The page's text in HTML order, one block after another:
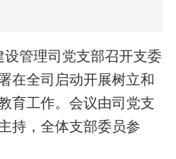
设管理司党支部召开支委
在全司启动开展树立和
育工作。会议由司党支
持，全体支部委员参